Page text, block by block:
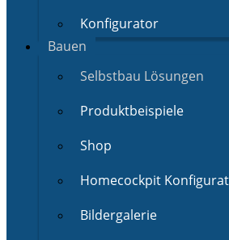
Konfigurator
Bauen
Selbstbau Lösungen
Produktbeispiele
Shop
Homecockpit
Bildergalerie